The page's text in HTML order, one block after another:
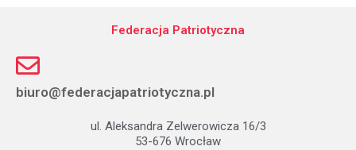
Federacja Patriotyczna
biuro@federacjapatriotyczna.pl
ul. Aleksandra Zelwerowicza 16/3
53-676 Wrocław